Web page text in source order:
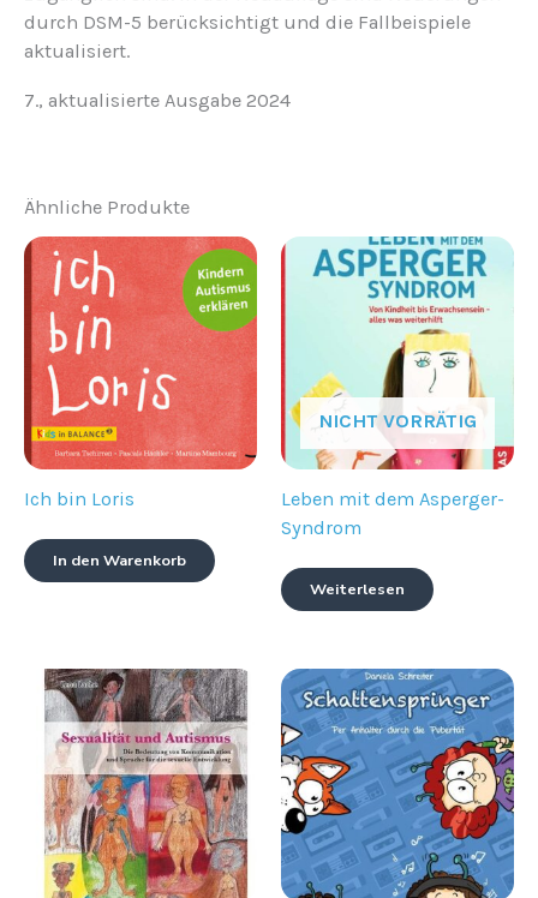
durch DSM-5 berücksichtigt und die Fallbeispiele
aktualisiert.
7., aktualisierte Ausgabe 2024
Ähnliche Produkte
Ich bin Loris
In den Warenkorb
NICHT VORRÄTIG
Leben mit dem Asperger-
Syndrom
Weiterlesen